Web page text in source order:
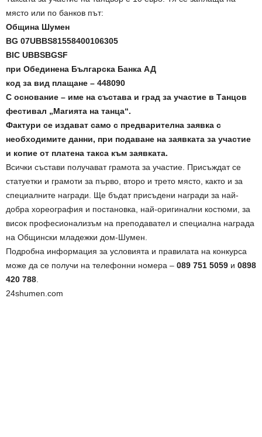
място или по банков път:
Община Шумен
BG 07UBBS81558400106305
BIC UBBSBGSF
при Обединена Българска Банка АД
код за вид плащане – 448090
С основание – име на състава и град за участие в Танцов
фестивал „Магията на танца“.
Фактури се издават само с предварителна заявка с
необходимите данни, при подаване на заявката за участие
и копие от платена такса към заявката.
Всички състави получават грамота за участие. Присъждат се
статуетки и грамоти за първо, второ и трето място, както и за
специалните награди. Ще бъдат присъдени награди за най-
добра хореография и постановка, най-оригинални костюми, за
висок професионализъм на преподавател и специална награда
на Общински младежки дом-Шумен.
Подробна информация за условията и правилата на конкурса
може да се получи на телефонни номера – 089 751 5059 и 0898
420 788.
24shumen.com